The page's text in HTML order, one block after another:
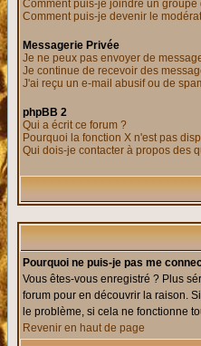
Comment puis-je joindre un groupe
Comment puis-je devenir le
Messagerie Privée
Je ne peux pas envoyer de
Je continue de recevoir des
J'ai reçu un e-mail abusif ou de
phpBB 2
Qui a écrit ce forum ?
Pourquoi la fonction X n'est pas
Qui dois-je contacter à propos des
Pourquoi ne puis-je pas me
Vous êtes-vous enregistré ? Plus
forum pour en découvrir la raison.
le problème, si cela ne fonctionne
Revenir en haut de page